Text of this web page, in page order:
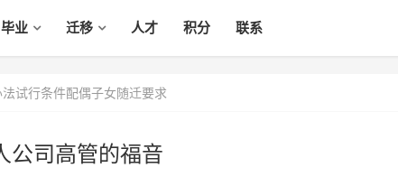
毕业 迁移 人才 积分 联系
试行条件配偶子女随迁要求
公司高管的福音